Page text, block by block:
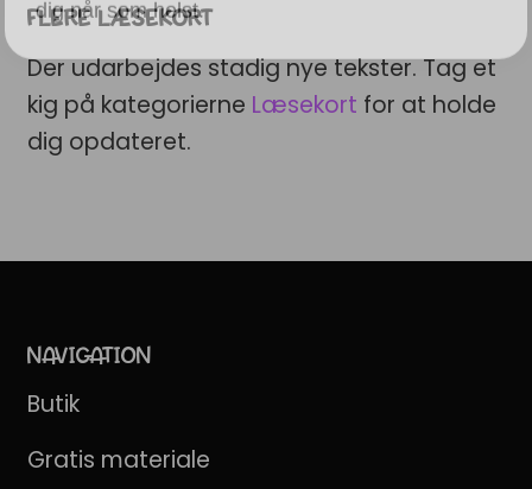
FLERE LÆSEKORT
Der udarbejdes stadig nye tekster. Tag et
kig på kategorierne Læsekort for at holde
dig opdateret.
NAVIGATION
Butik
Gratis materiale